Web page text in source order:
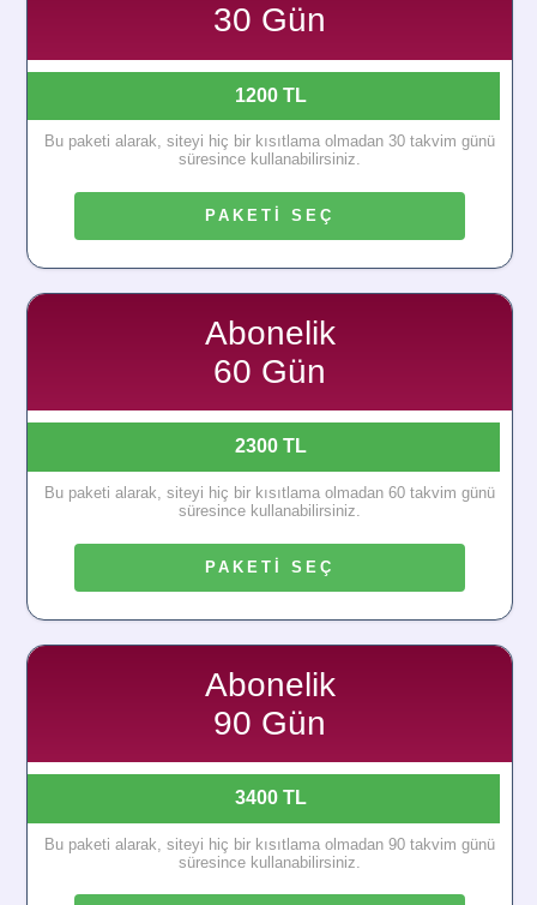
30 Gün
1200 TL
Bu paketi alarak, siteyi hiç bir kısıtlama olmadan 30 takvim günü
süresince kullanabilirsiniz.
PAKETİ SEÇ
Abonelik
60 Gün
2300 TL
Bu paketi alarak, siteyi hiç bir kısıtlama olmadan 60 takvim günü
süresince kullanabilirsiniz.
PAKETİ SEÇ
Abonelik
90 Gün
3400 TL
Bu paketi alarak, siteyi hiç bir kısıtlama olmadan 90 takvim günü
süresince kullanabilirsiniz.